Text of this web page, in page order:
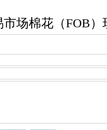
场棉花（FOB）